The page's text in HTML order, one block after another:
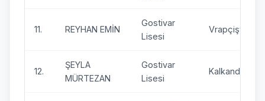
11. REYHAN EMİN
Gostivar
Lisesi
Vrapçişte
12.
ŞEYLA
MÜRTEZAN
Gostivar
Lisesi
Kalkandelen